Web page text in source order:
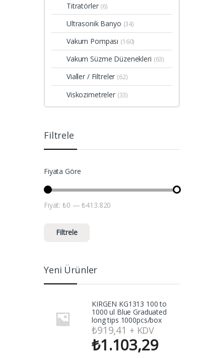
Titratörler (6)
Ultrasonik Banyo (34)
Vakum Pompası (160)
Vakum Süzme Düzenekleri (63)
Vialler / Filtreler (62)
Viskozimetreler (33)
Filtrele
Fiyata Göre
En düşük fiyat
En yüksek fiyat
Filtrele
Fiyat:₺0 —₺413.820
Yeni Ürünler
KIRGEN KG1313 100 to
1000 ul Blue Graduated
long tips 1000pcs/box
₺919,41 + KDV
₺1.103,29